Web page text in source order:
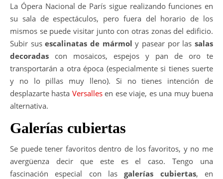
La Ópera Nacional de París sigue realizando funciones en
su sala de espectáculos, pero fuera del horario de los
mismos se puede visitar junto con otras zonas del edificio.
Subir susescalinatas de mármol y pasear por lassalas
decoradas con mosaicos, espejos y pan de oro te
transportarán a otra época (especialmente si tienes suerte
y no lo pillas muy lleno). Si no tienes intención de
desplazarte hasta Versallesen ese viaje, es una muy buena
alternativa.
Galerías cubiertas
Se puede tener favoritos dentro de los favoritos, y no me
avergüenza decir que este es el caso. Tengo una
fascinación especial con lasgalerías cubiertas, en